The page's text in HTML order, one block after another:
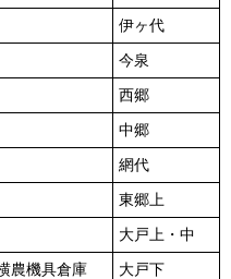
伊ヶ代
今泉
西郷
中郷
網代
東郷上
大戸上・中
農機具倉庫
大戸下